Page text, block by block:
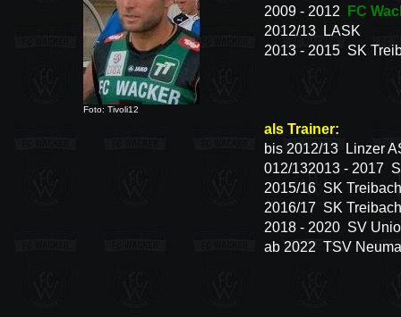
Foto: Tivoli12
2009 - 2012
FC
2012/13 LASK
2013 - 2015 SK
als Trainer:
bis 2012/13 Linzer
012/132013 - 2017
2015/16 SK
2016/17 SK Treibach
2018 - 2020 SV
ab 2022 TSV